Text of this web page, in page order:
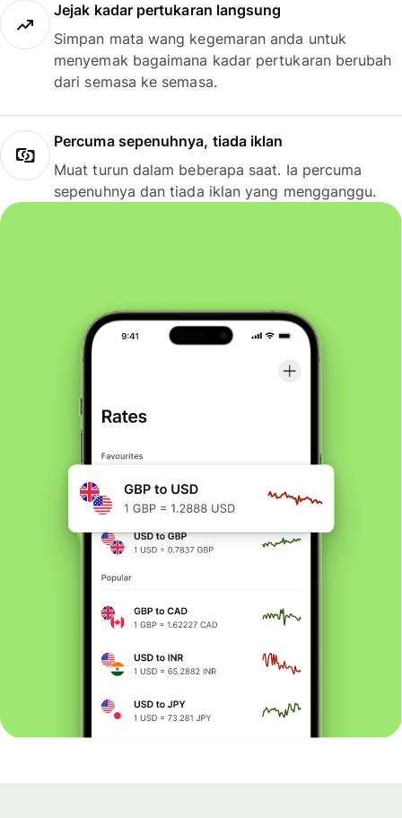
Jejak kadar pertukaran langsung
Simpan mata wang kegemaran anda untuk
menyemak bagaimana kadar pertukaran berubah
dari semasa ke semasa.
Percuma sepenuhnya, tiada iklan
Muat turun dalam beberapa saat. Ia percuma
sepenuhnya dan tiada iklan yang mengganggu.